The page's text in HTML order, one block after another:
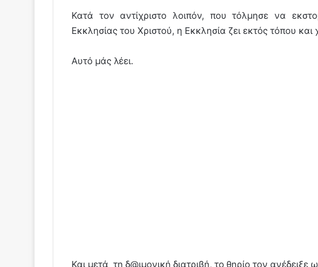
Κατά τον αντίχριστο λοιπόν, που τόλμησε να
Εκκλησίας του Χριστού, η Εκκλησία ζει εκτός τόπου
Αυτό μάς λέει.
Και μετά τη δ@ιμονική διατριβή, το θηρίο τον